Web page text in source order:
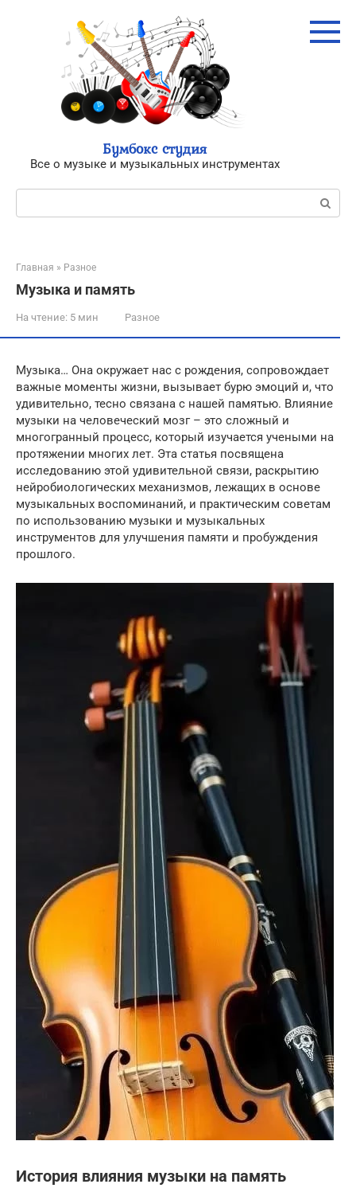
Бумбокс студия
Все о музыке и музыкальных инструментах
Поиск:
Главная » Разное
Музыка и память
На чтение: 5 мин Разное
Музыка… Она окружает нас с рождения, сопровождает
важные моменты жизни, вызывает бурю эмоций и, что
удивительно, тесно связана с нашей памятью. Влияние
музыки на человеческий мозг – это сложный и
многогранный процесс, который изучается учеными на
протяжении многих лет. Эта статья посвящена
исследованию этой удивительной связи, раскрытию
нейробиологических механизмов, лежащих в основе
музыкальных воспоминаний, и практическим советам
по использованию музыки и музыкальных
инструментов для улучшения памяти и пробуждения
прошлого.
История влияния музыки на память